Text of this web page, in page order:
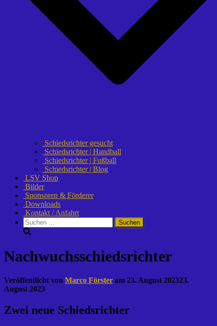
Schiedsrichter gesucht
Schiedsrichter | Handball
Schiedsrichter | Fußball
Schiedsrichter | Blog
LSV Shop
Bilder
Sponsoren & Förderer
Downloads
Kontakt / Anfahrt
Suchen
nach:
Nachwuchsschiedsrichter
Veröffentlicht von Marco Förster am 23. August 202323.
August 2023
Zwei neue Schiedsrichter